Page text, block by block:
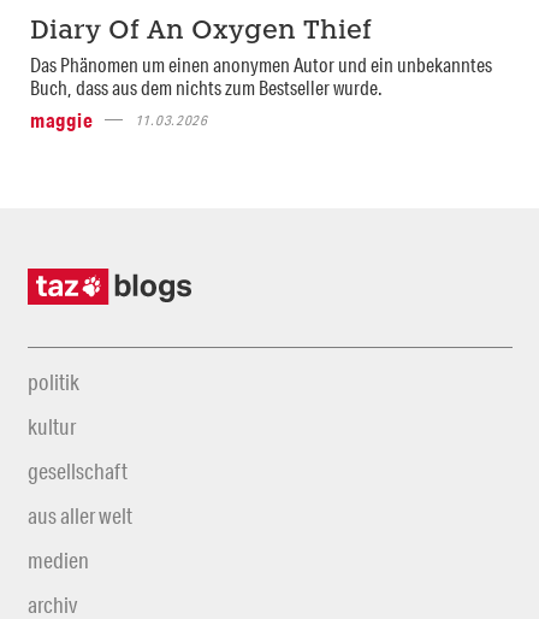
Diary Of An Oxygen Thief
Das Phänomen um einen anonymen Autor und ein unbekanntes
Buch, dass aus dem nichts zum Bestseller wurde.
maggie
11.03.2026
politik
kultur
gesellschaft
aus aller welt
medien
archiv